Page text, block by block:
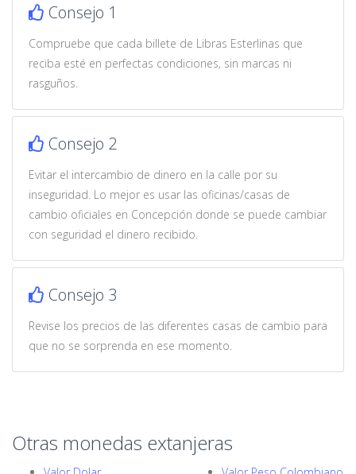
Consejo 1
Compruebe que cada billete de Libras Esterlinas que
reciba esté en perfectas condiciones, sin marcas ni
rasguños.
Consejo 2
Evitar el intercambio de dinero en la calle por su
inseguridad. Lo mejor es usar las oficinas/casas de
cambio oficiales en Concepción donde se puede cambiar
con seguridad el dinero recibido.
Consejo 3
Revise los precios de las diferentes casas de cambio para
que no se sorprenda en ese momento.
Otras monedas extanjeras